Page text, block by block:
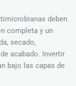
deben
completa y un
secado,
acabado. Invertir
bajo las capas de